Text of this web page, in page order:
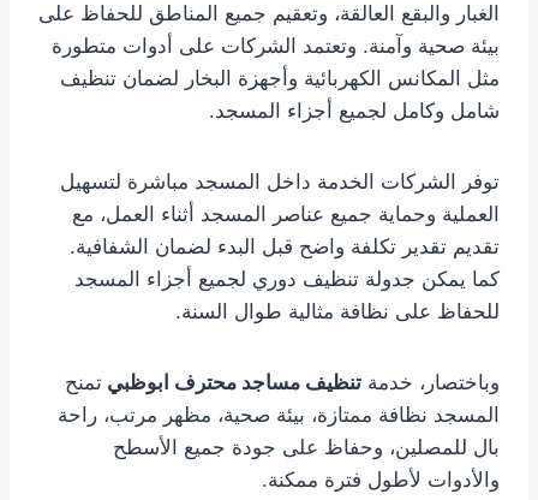
الغبار والبقع العالقة، وتعقيم جميع المناطق للحفاظ على
بيئة صحية وآمنة. وتعتمد الشركات على أدوات متطورة
مثل المكانس الكهربائية وأجهزة البخار لضمان تنظيف
شامل وكامل لجميع أجزاء المسجد.
توفر الشركات الخدمة داخل المسجد مباشرة لتسهيل
العملية وحماية جميع عناصر المسجد أثناء العمل، مع
تقديم تقدير تكلفة واضح قبل البدء لضمان الشفافية.
كما يمكن جدولة تنظيف دوري لجميع أجزاء المسجد
للحفاظ على نظافة مثالية طوال السنة.
وباختصار، خدمة تنظيف مساجد محترف ابوظبي تمنح
المسجد نظافة ممتازة، بيئة صحية، مظهر مرتب، راحة
بال للمصلين، وحفاظ على جودة جميع الأسطح
والأدوات لأطول فترة ممكنة.